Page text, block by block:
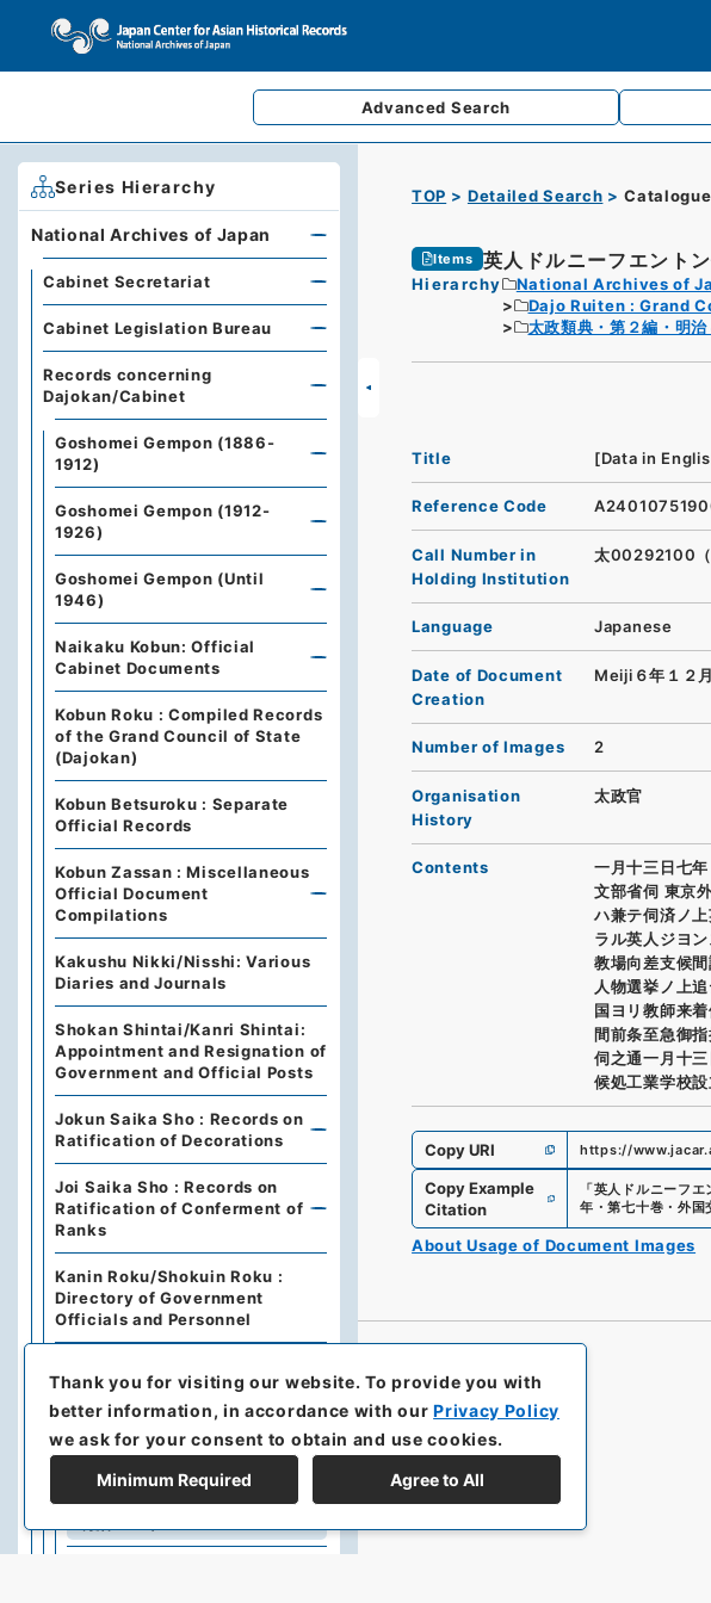
Advanced Search
TOP Detailed Search
Items 英人ドルニーフエント
Hierarchy National Archives of
Dajo Ruiten : Grand
太政類典・第２編・明
Title [Data in
Reference Code
Call Number in
Holding Institution
太00292100
Language Japanese
Date of Document
Creation
Meiji６年１２
Number of Images 2
Organisation
History
太政官
Contents
一月十三日七
文部省伺 東京
ハ兼テ伺済ノ
ラル英人ジヨ
教場向差支候
人物選挙ノ上
国ヨリ教師来
間前条至急御
伺之通一月十
候処工業学校
Copy URI https://
Copy Example
Citation
「英人ドルニーフエ
年・第七十巻・外国
About Usage of Document Images
Series Hierarchy
National Archives of Japan
Cabinet Secretariat
Cabinet Legislation Bureau
Records concerning
Dajokan/Cabinet
Goshomei Gempon (1886-
1912)
Goshomei Gempon (1912-
1926)
Goshomei Gempon (Until
1946)
Naikaku Kobun: Official
Cabinet Documents
Kobun Roku : Compiled Records
of the Grand Council of State
(Dajokan)
Kobun Betsuroku : Separate
Official Records
Kobun Zassan : Miscellaneous
Official Document
Compilations
Kakushu Nikki/Nisshi: Various
Diaries and Journals
Shokan Shintai/Kanri Shintai:
Appointment and Resignation of
Government and Official Posts
Jokun Saika Sho : Records on
Ratification of Decorations
Joi Saika Sho : Records on
Ratification of Conferment of
Ranks
Kanin Roku/Shokuin Roku :
Directory of Government
Officials and Personnel
State Categories of
Regulations (including drafts)
Dajo Ruiten Vol.1 1867-1870
太政類典・第２編・明治４年～
Thank you for visiting our website.To provide you with
better information, in accordance with ourPrivacy Policy
we ask for your consent to obtain and use cookies.
Minimum Required Agree to All